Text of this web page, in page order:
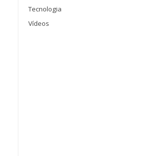
Tecnologia
Vídeos